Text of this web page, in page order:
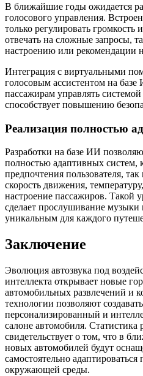
В ближайшие годы ожидается
голосового управления.
только регулировать громкость
отвечать на сложные запросы,
настроению или рекомендации
Интеграция с виртуальными
голосовым ассистентом на
пассажирам управлять
способствует повышению
Реализация полностью
Разработки на базе ИИ
полностью адаптивных систем,
предпочтения пользователя,
скорость движения,
настроение пассажиров. Такой
сделает прослушивание
уникальным для каждого
Заключение
Эволюция автозвука под
интеллекта открывает новые
автомобильных развлечений и
технологии позволяют
персонализированный и
салоне автомобиля.
свидетельствует о том, что в
новых автомобилей будут
самостоятельно
окружающей среды.